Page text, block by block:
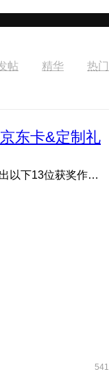
帖 精华 热门
东卡&定制礼
---获奖公示--- 评论区分享感言或AI键感受活动现已结束，经过评审团队的打分，最终选出以下13位获奖作品，恭喜获 ...
541